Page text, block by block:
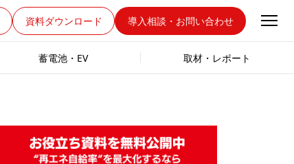
資料ダウンロード 導入相談・お問い合わせ
蓄電池・EV 取材・レポート